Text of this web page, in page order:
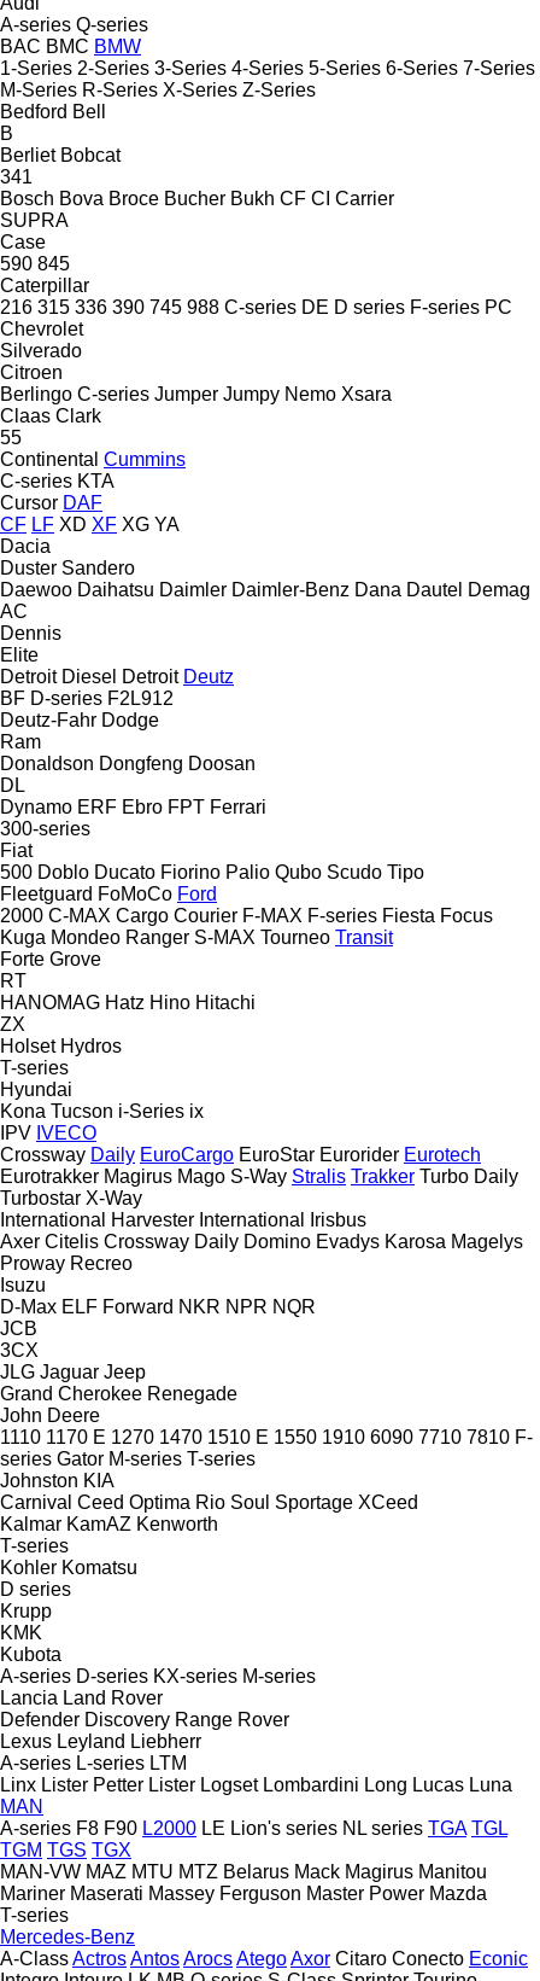
A-series Q-series
BAC BMC BMW
1-Series 2-Series 3-Series 4-Series 5-Series 6-Series 7-Series
M-Series R-Series X-Series Z-Series
Bedford Bell
B
Berliet Bobcat
341
Bosch Bova Broce Bucher Bukh CF CI Carrier
SUPRA
Case
590 845
Caterpillar
216 315 336 390 745 988 C-series DE D series F-series PC
Chevrolet
Silverado
Citroen
Berlingo C-series Jumper Jumpy Nemo Xsara
Claas Clark
55
Continental Cummins
C-series KTA
Cursor DAF
CF LF XD XF XG YA
Dacia
Duster Sandero
Daewoo Daihatsu Daimler Daimler-Benz Dana Dautel Demag
AC
Dennis
Elite
Detroit Diesel Detroit Deutz
BF D-series F2L912
Deutz-Fahr Dodge
Ram
Donaldson Dongfeng Doosan
DL
Dynamo ERF Ebro FPT Ferrari
300-series
Fiat
500 Doblo Ducato Fiorino Palio Qubo Scudo Tipo
Fleetguard FoMoCo Ford
2000 C-MAX Cargo Courier F-MAX F-series Fiesta Focus
Kuga Mondeo Ranger S-MAX Tourneo Transit
Forte Grove
RT
HANOMAG Hatz Hino Hitachi
ZX
Holset Hydros
T-series
Hyundai
Kona Tucson i-Series ix
IPV IVECO
Crossway Daily EuroCargo EuroStar Eurorider Eurotech
Eurotrakker Magirus Mago S-Way Stralis Trakker Turbo Daily
Turbostar X-Way
International Harvester International
Irisbus
Axer Citelis Crossway Daily Domino Evadys Karosa Magelys
Proway Recreo
Isuzu
D-Max ELF Forward NKR NPR NQR
JCB
3CX
JLG Jaguar Jeep
Grand Cherokee Renegade
John Deere
1110 1170 E 1270 1470 1510 E 1550 1910 6090 7710 7810 F-
series Gator M-series T-series
Johnston KIA
Carnival Ceed Optima Rio Soul Sportage XCeed
Kalmar KamAZ Kenworth
T-series
Kohler Komatsu
D series
Krupp
KMK
Kubota
A-series D-series KX-series M-series
Lancia Land Rover
Defender Discovery Range Rover
Lexus Leyland Liebherr
A-series L-series LTM
Linx Lister Petter Lister Logset Lombardini Long Lucas Luna
MAN
A-series F8 F90 L2000 LE Lion's series NL series TGA TGL
TGM TGS TGX
MAN-VW MAZ MTU MTZ Belarus Mack Magirus Manitou
Mariner Maserati Massey Ferguson Master Power Mazda
T-series
Mercedes-Benz
A-ClassActrosAntosArocsAtegoAxor Citaro Conecto Econic